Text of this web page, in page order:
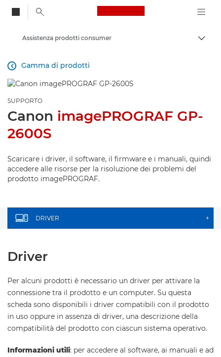
Canon Logo, back
Assistenza prodotti consumer
Gamma di prodotti

SUPPORTO
Canon imagePROGRAF GP-
2600S
Scaricare i driver, il software, il firmware e i manuali, quindi
accedere alle risorse per la risoluzione dei problemi del
prodotto imagePROGRAF.
DRIVER +
Driver
Per alcuni prodotti è necessario un driver per attivare la
connessione tra il prodotto e un computer. Su questa
scheda sono disponibili i driver compatibili con il prodotto
in uso oppure in assenza di driver, una descrizione della
compatibilità del prodotto con ciascun sistema operativo.
Informazioni utili: per accedere al software, ai manuali e ad